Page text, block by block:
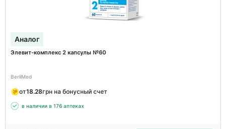
Аналог
Элевит-комплекс 2 капсулы №60
BerliMed
от18.28грн на бонусный счет
в наличии в 176 аптеках